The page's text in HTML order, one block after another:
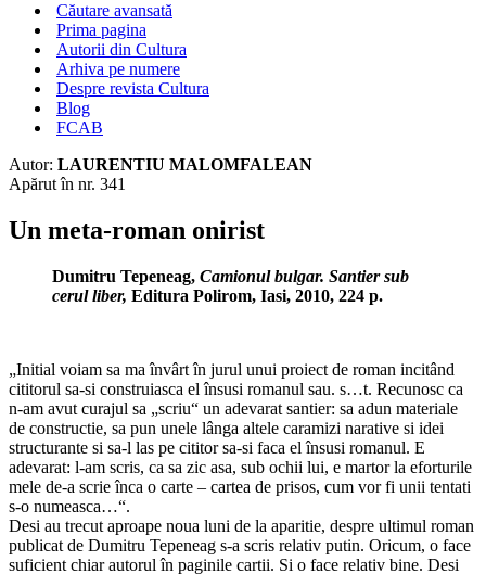
Căutare avansată
Prima pagina
Autorii din Cultura
Arhiva pe numere
Despre revista Cultura
Blog
FCAB
Autor: LAURENTIU MALOMFALEAN
Apărut în nr. 341
Un meta-roman onirist
Dumitru Tepeneag, Camionul bulgar. Santier sub
cerul liber, Editura Polirom, Iasi, 2010, 224 p.
„Initial voiam sa ma învârt în jurul unui proiect de roman incitând
cititorul sa-si construiasca el însusi romanul sau. s…t. Recunosc ca
n-am avut curajul sa „scriu“ un adevarat santier: sa adun materiale
de constructie, sa pun unele lânga altele caramizi narative si idei
structurante si sa-l las pe cititor sa-si faca el însusi romanul. E
adevarat: l-am scris, ca sa zic asa, sub ochii lui, e martor la eforturile
mele de-a scrie înca o carte – cartea de prisos, cum vor fi unii tentati
s-o numeasca…“.
Desi au trecut aproape noua luni de la aparitie, despre ultimul roman
publicat de Dumitru Tepeneag s-a scris relativ putin. Oricum, o face
suficient chiar autorul în paginile cartii. Si o face relativ bine. Desi